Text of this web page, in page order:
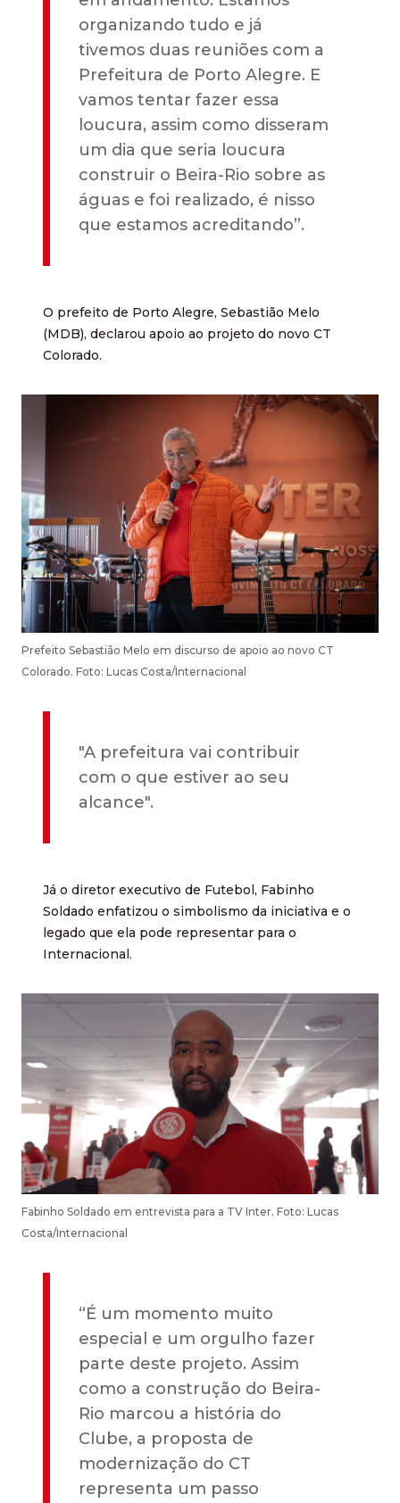
organizando tudo e já
tivemos duas reuniões com a
Prefeitura de Porto Alegre. E
vamos tentar fazer essa
loucura, assim como disseram
um dia que seria loucura
construir o Beira-Rio sobre as
águas e foi realizado, é nisso
que estamos acreditando”.
O prefeito de Porto Alegre, Sebastião Melo
(MDB), declarou apoio ao projeto do novo CT
Colorado.
Prefeito Sebastião Melo em discurso de apoio ao novo CT
Colorado. Foto: Lucas Costa/Internacional
"A prefeitura vai contribuir
com o que estiver ao seu
alcance".
Já o diretor executivo de Futebol, Fabinho
Soldado enfatizou o simbolismo da iniciativa e o
legado que ela pode representar para o
Internacional.
Fabinho Soldado em entrevista para a TV Inter. Foto: Lucas
Costa/Internacional
“É um momento muito
especial e um orgulho fazer
parte deste projeto. Assim
como a construção do Beira-
Rio marcou a história do
Clube, a proposta de
modernização do CT
representa um passo